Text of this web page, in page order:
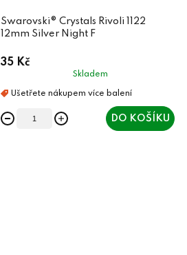
Swarovski® Crystals Rivoli 1122
12mm Silver Night F
35 Kč
Skladem
DO KOŠÍKU